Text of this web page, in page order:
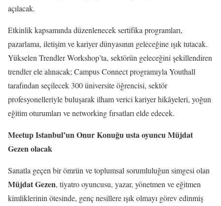
açılacak.
Etkinlik kapsamında düzenlenecek sertifika programları,
pazarlama, iletişim ve kariyer dünyasının geleceğine ışık tutacak.
Yükselen Trendler Workshop’ta, sektörün geleceğini şekillendiren
trendler ele alınacak; Campus Connect programıyla Youthall
tarafından seçilecek 300 üniversite öğrencisi, sektör
profesyonelleriyle buluşarak ilham verici kariyer hikâyeleri, yoğun
eğitim oturumları ve networking fırsatları elde edecek.
Meetup Istanbul’un Onur Konuğu usta oyuncu Müjdat
Gezen olacak
Sanatla geçen bir ömrün ve toplumsal sorumluluğun simgesi olan
Müjdat Gezen, tiyatro oyuncusu, yazar, yönetmen ve eğitmen
kimliklerinin ötesinde, genç nesillere ışık olmayı görev edinmiş